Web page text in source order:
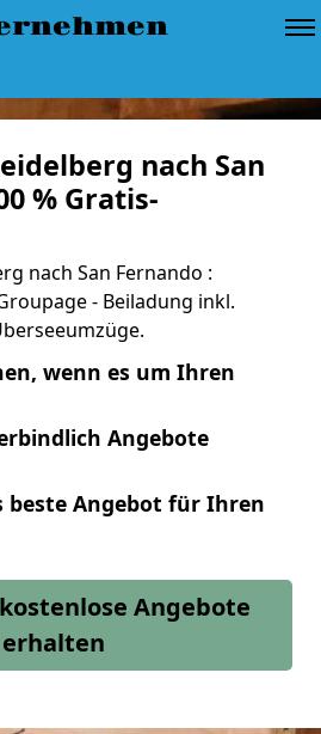
nach San
% Gratis-
nach San Fernando :
- Beiladung inkl.
wenn es um Ihren
Angebote
beste Angebot für Ihren
Angebote
erhalten